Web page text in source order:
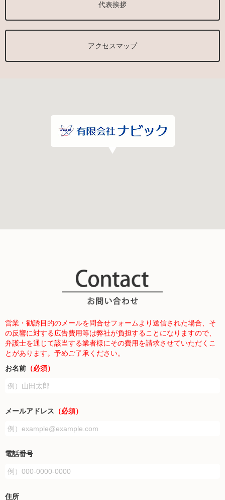
代表挨拶
アクセスマップ
営業・勧誘目的のメールを問合せフォームより送信された場合、そ
の反響に対する広告費用等は弊社が負担することになりますので、
弁護士を通じて該当する業者様にその費用を請求させていただくこ
とがあります。予めご了承ください。
お名前 （必須）
メールアドレス （必須）
電話番号
住所